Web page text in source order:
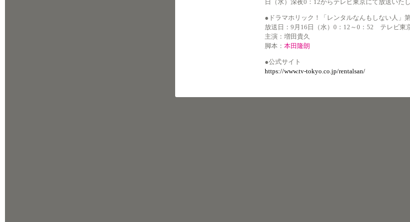
日（水）深夜0：12からテレビ東京にて放送いたし
●ドラマホリック！「レンタルなんもしない人」
放送日：9月16日（水）0：12～0：52 テレビ東
主演：増田貴久
脚本： 本田隆朗
●公式サイト
https://www.tv-tokyo.co.jp/rentalsan/